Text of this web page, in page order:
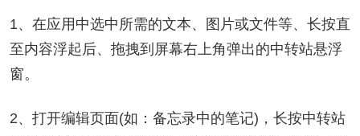
1、在应用中选中所需的文本、图片或文件等、长按直
至内容浮起后、拖拽到屏幕右上角弹出的中转站悬浮
窗。
2、打开编辑页面(如：备忘录中的笔记)，长按中转站